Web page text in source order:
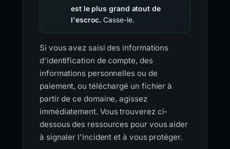
est le plus grand atout de
l'escroc. Casse-le.
Si vous avez saisi des informations
d'identification de compte, des
informations personnelles ou de
paiement, ou téléchargé un fichier à
partir de ce domaine, agissez
immédiatement. Vous trouverez ci-
dessous des ressources pour vous aider
à signaler l'incident et à vous protéger.